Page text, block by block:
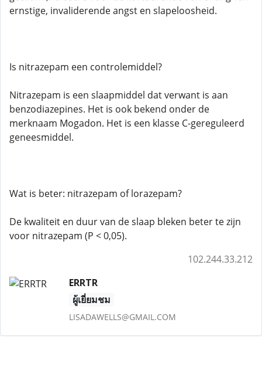
ernstige, invaliderende angst en slapeloosheid.
Is nitrazepam een ​​controlemiddel?
Nitrazepam is een slaapmiddel dat verwant is aan
benzodiazepines. Het is ook bekend onder de
merknaam Mogadon. Het is een klasse C-gereguleerd
geneesmiddel.
Wat is beter: nitrazepam of lorazepam?
De kwaliteit en duur van de slaap bleken beter te zijn
voor nitrazepam (P < 0,05).
102.244.33.212
ERRTR
ผู้เยี่ยมชม
LISADAWELLS@GMAIL.COM